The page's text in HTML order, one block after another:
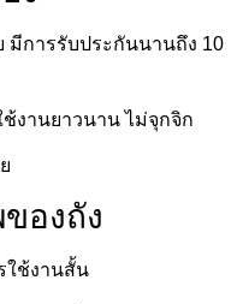
มีการรับประกันนานถึง 10
ช้งานยาวนาน ไม่จุกจิก
องถัง
ใช้งานสั้น